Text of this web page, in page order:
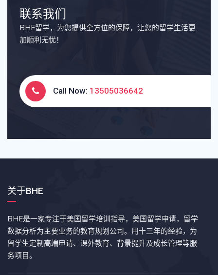
联系我们
BHE留学，为您提供全方位的保障，让您的留学生活更
加顺利无忧！
Call Now: 13505036642
关于BHE
BHE是一家专注于美国留学培训指导，美国留学申请，留学
数据分析为主要业务的教育规划公司。用十三年的经验，为
留学生定制高端申请、课外教育、背景提升及成长管理等服
务项目。